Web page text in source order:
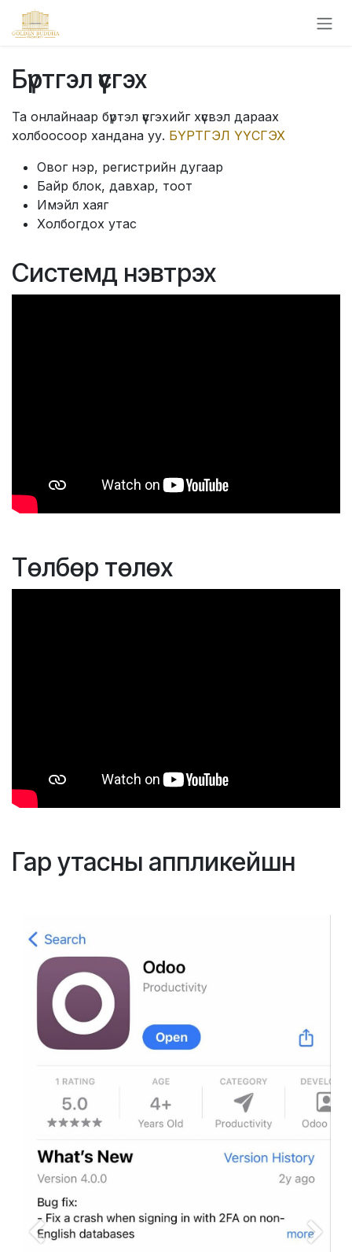
Skip to Content
Бүртгэл үүсгэх
Та онлайнаар бүртэл үүсгэхийг хүсвэл дараах
холбоосоор хандана уу. БҮРТГЭЛ ҮҮСГЭХ
Овог нэр, регистрийн дугаар
Байр блок, давхар, тоот
Имэйл хаяг
Холбогдох утас
Системд нэвтрэх
Төлбөр төлөх
Гар утасны аппликейшн
Өмнөх